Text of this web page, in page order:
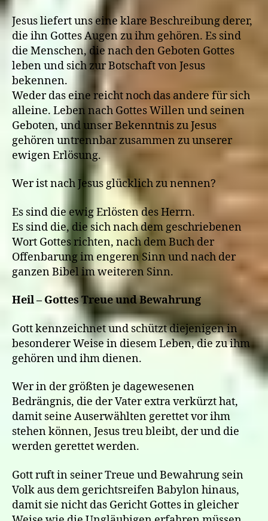
Jesus liefert uns eine klare Beschreibung derer,
die ihn Gottes Augen zu ihm gehören. Es sind
die Menschen, die nach den Geboten Gottes
leben und sich zur Botschaft von Jesus
bekennen.
Weder das eine reicht noch das andere für sich
alleine. Leben nach Gottes Willen und seinen
Geboten, und unser Bekenntnis zu Jesus
gehören untrennbar zusammen zu unserer
ewigen Erlösung.
Wer ist nach Jesus glücklich zu nennen?
Es sind die ewig Erlösten des Herrn.
Es sind die, die sich nach dem geschriebenen
Wort Gottes richten, nach dem Buch der
Offenbarung im engeren Sinn und nach der
ganzen Bibel im weiteren Sinn.
Heil – Gottes Treue und Bewahrung
Gott kennzeichnet und schützt diejenigen in
besonderer Weise in diesem Leben, die zu ihm
gehören und ihm dienen.
Wer in der größten je dagewesenen
Bedrängnis, die der Vater extra verkürzt hat,
damit seine Auserwählten gerettet vor ihm
stehen können, Jesus treu bleibt, der und die
werden gerettet werden.
Gott ruft in seiner Treue und Bewahrung sein
Volk aus dem gerichtsreifen Babylon hinaus,
damit sie nicht das Gericht Gottes in gleicher